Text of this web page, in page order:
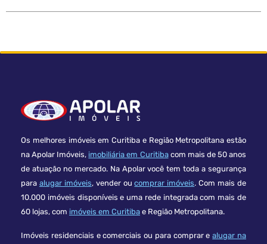
Os melhores imóveis em Curitiba e Região Metropolitana estão
na Apolar Imóveis, imobiliária em Curitibacom mais de 50 anos
de atuação no mercado. Na Apolar você tem toda a segurança
para alugar imóveis, vender oucomprar imóveis. Com mais de
10.000 imóveis disponíveis e uma rede integrada com mais de
60 lojas, com imóveis em Curitiba e Região Metropolitana.
Imóveis residenciais e comerciais ou para comprar ealugar na